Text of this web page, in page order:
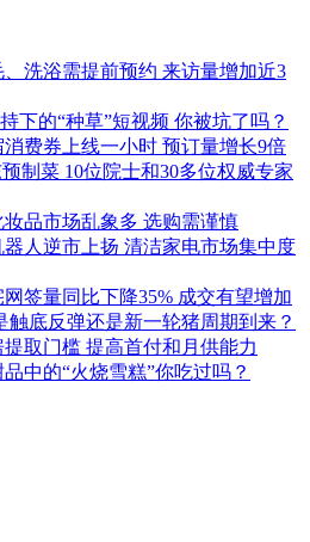
洗浴需提前预约 来访量增加近3
下的“种草”短视频 你被坑了吗？
费券上线一小时 预订量增长9倍
制菜 10位院士和30多位权威专家
品市场乱象多 选购需谨慎
人逆市上扬 清洁家电市场集中度
签量同比下降35% 成交有望增加
触底反弹还是新一轮猪周期到来？
取门槛 提高首付和月供能力
中的“火烧雪糕”你吃过吗？